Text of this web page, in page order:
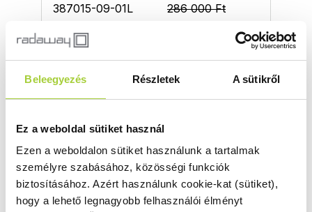
Beleegyezés Részletek A sütikről
Ez a weboldal sütiket használ
Ezen a weboldalon sütiket használunk a tartalmak
személyre szabásához, közösségi funkciók
biztosításához. Azért használunk cookie-kat (sütiket),
hogy a lehető legnagyobb felhasználói élményt
387015-09-01L
286 000 Ft
Bruttó akciós ár
243 100 Ft
DWJ 110 J
Üvegszín
átlátszó
Profilszín
arany
Termékkód
Bruttó ár